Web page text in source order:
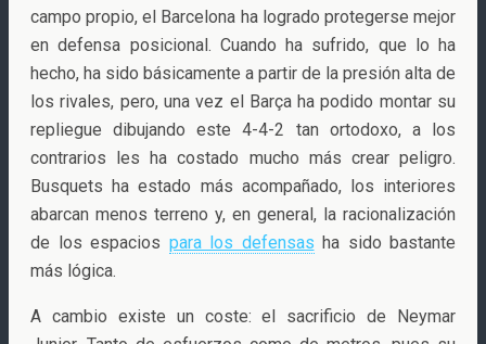
campo propio, el Barcelona ha logrado protegerse mejor
en defensa posicional. Cuando ha sufrido, que lo ha
hecho, ha sido básicamente a partir de la presión alta de
los rivales, pero, una vez el Barça ha podido montar su
repliegue dibujando este 4-4-2 tan ortodoxo, a los
contrarios les ha costado mucho más crear peligro.
Busquets ha estado más acompañado, los interiores
abarcan menos terreno y, en general, la racionalización
de los espacios para los defensas ha sido bastante
más lógica.
A cambio existe un coste: el sacrificio de Neymar